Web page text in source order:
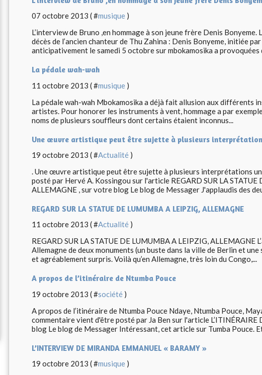
07 octobre 2013 ( #musique )
L’interview de Bruno ,en hommage à son jeune frère Denis Bonyeme.
décès de l’ancien chanteur de Thu Zahina : Denis Bonyeme, initiée
anticipativement le samedi 5 octobre sur mbokamosika a provoquées
La pédale wah-wah
11 octobre 2013 ( #musique )
La pédale wah-wah Mbokamosika a déjà fait allusion aux différents
artistes. Pour honorer les instruments à vent, hommage a par
noms de plusieurs souffleurs dont certains étaient inconnus...
Une œuvre artistique peut être sujette à plusieurs
19 octobre 2013 ( #Actualité )
. Une œuvre artistique peut être sujette à plusieurs interprétations
posté par Hervé A. Kossingou sur l'article REGARD SUR LA STATUE
ALLEMAGNE , sur votre blog Le blog de Messager J'applaudis des
REGARD SUR LA STATUE DE LUMUMBA A LEIPZIG, ALLEMAGNE
11 octobre 2013 ( #Actualité )
REGARD SUR LA STATUE DE LUMUMBA A LEIPZIG, ALLEMAGNE
Allemagne de deux monuments (un buste dans la ville de Berlin et
et agréablement surpris. Voilà qu’en Allemagne, très loin du Congo,...
A propos de l’itinéraire de Ntumba Pouce
19 octobre 2013 ( #société )
A propos de l’itinéraire de Ntumba Pouce Ndaye, Ntumba Pouce,
commentaire vient d'être posté par Ja Ben sur l'article L’ITINÉRAIRE
blog Le blog de Messager Intéressant, cet article sur Tumba Pouce.
L’INTERVIEW DE MIRANDA EMMANUEL « BARAMY »
19 octobre 2013 ( #musique )